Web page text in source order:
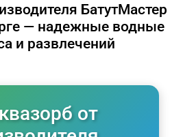
БатутМастер
— надежные водные
и развлечений
от